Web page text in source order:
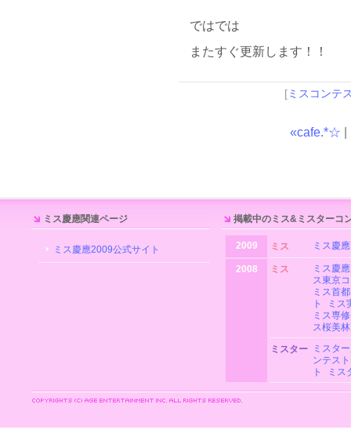
ではでは
またすぐ更新します！！
[ミスコンテ
«cafe.*☆
ミス慶應関連ページ
ミス慶應2009公式サイト
掲載中のミス&ミスターコ
2009 ミス ミス慶
2008 ミス
ミス慶
ス東京
ミス首
ト
ミス
ミス専
ス桜美
ミスター
ミスタ
ンテスト
ト
ミス